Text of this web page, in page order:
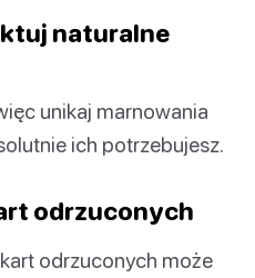
naturalne
unikaj marnowania
ich potrzebujesz.
odrzuconych
odrzuconych może